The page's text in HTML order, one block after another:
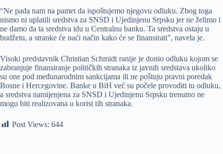
“Ne pada nam na pamet da ispoštujemo njegovu odluku. Zbog toga
nismo ni uplatili sredstva za SNSD i Ujedinjenu Srpsku jer ne želimo i
ne damo da ta sredstva idu u Centralnu banku. Ta sredstva ostaju u
budžetu, a stranke će naći način kako će se finansirati”, navela je.
Visoki predstavnik Christian Schmidt ranije je donio odluku kojom se
zabranjuje finansiranje političkih stranaka iz javnih sredstava ukoliko
su one pod međunarodnim sankcijama ili ne poštuju pravni poredak
Bosne i Hercegovine. Banke u BiH već su počele provoditi tu odluku,
a sredstva namijenjena za SNSD i Ujedinjenu Srpsku trenutno ne
mogu biti realizovana u korist tih stranaka.
Post Views: 644